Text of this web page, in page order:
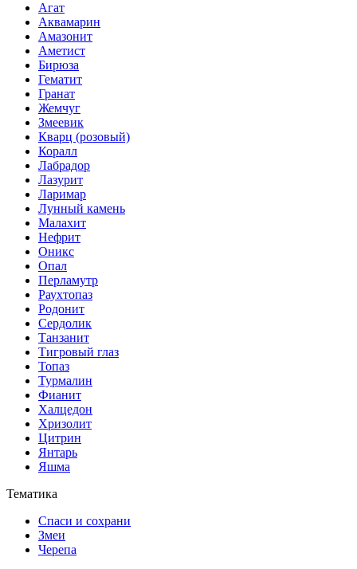
Агат
Аквамарин
Амазонит
Аметист
Бирюза
Гематит
Гранат
Жемчуг
Змеевик
Кварц (розовый)
Коралл
Лабрадор
Лазурит
Ларимар
Лунный камень
Малахит
Нефрит
Оникс
Опал
Перламутр
Раухтопаз
Родонит
Сердолик
Танзанит
Тигровый глаз
Топаз
Турмалин
Фианит
Халцедон
Хризолит
Цитрин
Янтарь
Яшма
Тематика
Спаси и сохрани
Змеи
Черепа